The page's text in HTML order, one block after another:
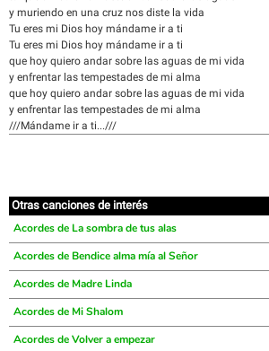
y muriendo en una cruz nos diste la vida
Tu eres mi Dios hoy mándame ir a ti
Tu eres mi Dios hoy mándame ir a ti
que hoy quiero andar sobre las aguas de mi vida
y enfrentar las tempestades de mi alma
que hoy quiero andar sobre las aguas de mi vida
y enfrentar las tempestades de mi alma
///Mándame ir a ti...///
Otras canciones de interés
Acordes de La sombra de tus alas
Acordes de Bendice alma mía al Señor
Acordes de Madre Linda
Acordes de Mi Shalom
Acordes de Volver a empezar